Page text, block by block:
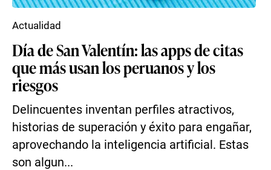
Día de San Valentín: las apps de citas
que más usan los peruanos y los
riesgos
Delincuentes inventan perfiles atractivos,
historias de superación y éxito para engañar,
aprovechando la inteligencia artificial. Estas
son algun...
Actualidad